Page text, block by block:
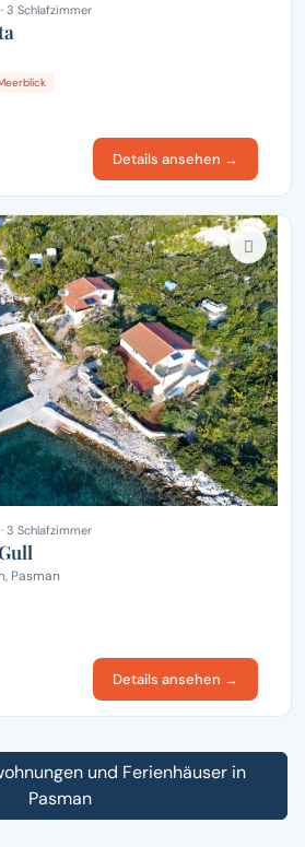
3 Schlafzimmer
Details ansehen →
3 Schlafzimmer
Pasman
Details ansehen →
und Ferienhäuser in
Pasman